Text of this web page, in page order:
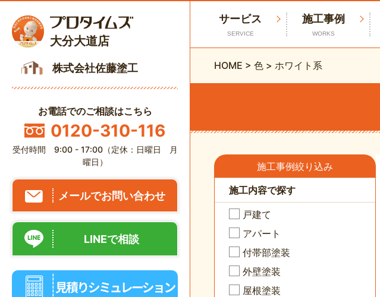
大分大道店
株式会社佐藤塗工
お電話でのご相談はこちら
0120-310-116
受付時間 9:00 - 17:00（定休：日曜日 月
曜日）
メールでお問い合わせ
LINEで相談
サービス
SERVICE
施工事例
WORKS
HOME > 色 > ホワイト系
施工事例絞り込み
施工内容で探す
戸建て
アパート
付帯部塗装
外壁塗装
屋根塗装